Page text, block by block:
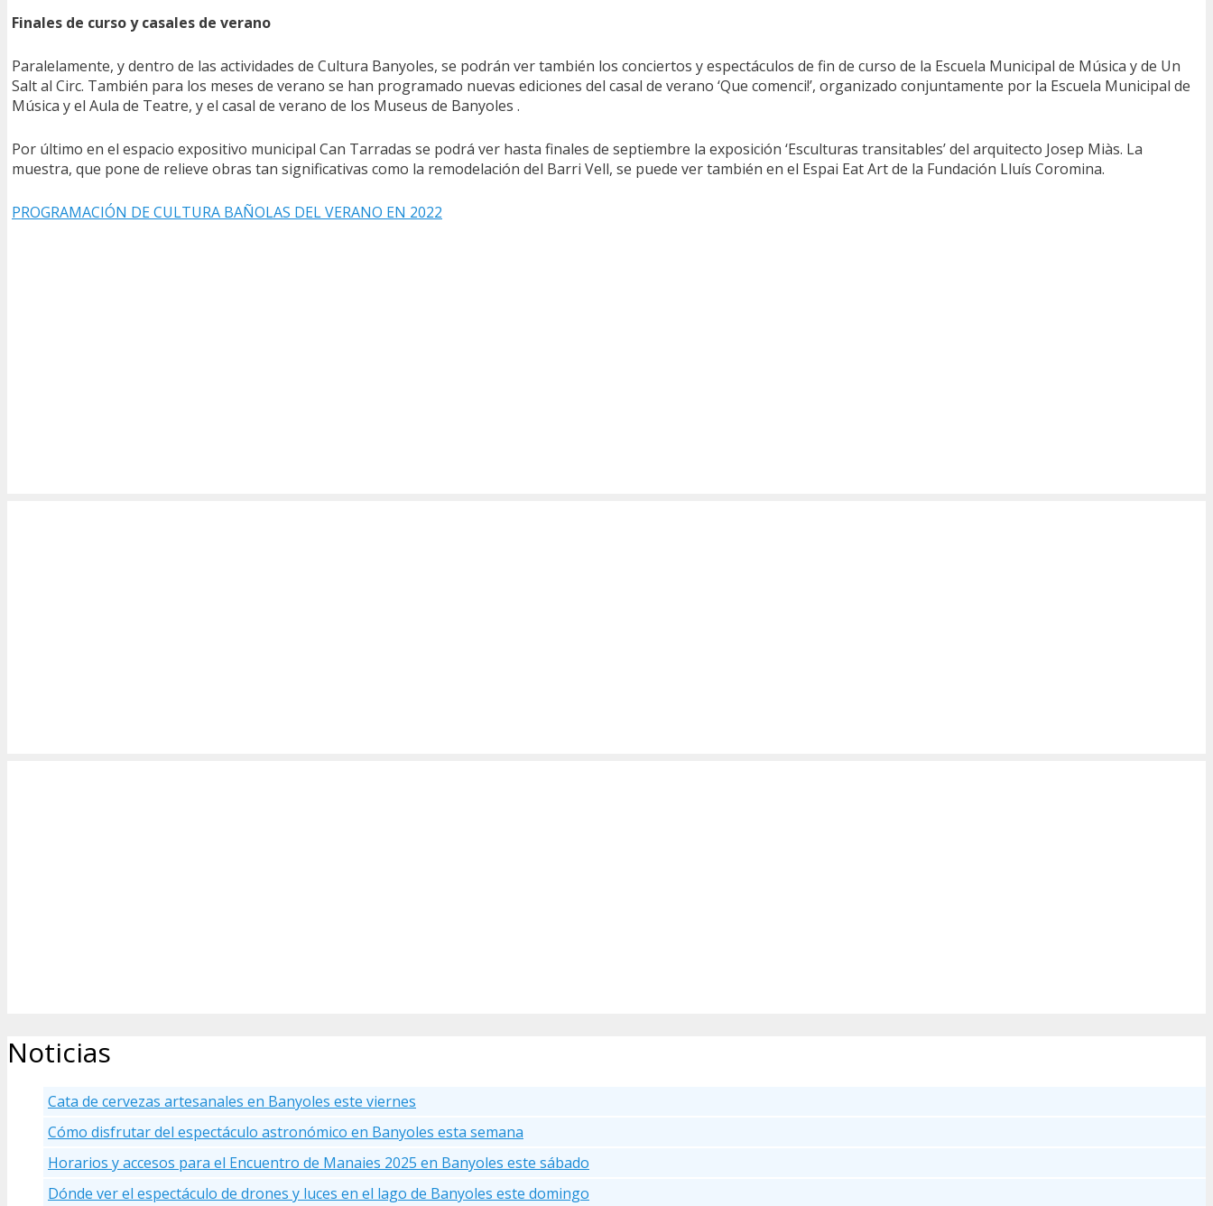
Finales de curso y casales de verano
Paralelamente, y dentro de las actividades de Cultura Banyoles, se podrán ver también los conciertos y espectáculos de fin de curso de la Escuela Municipal de Música y de Un
Salt al Circ. También para los meses de verano se han programado nuevas ediciones del casal de verano ‘Que comenci!’, organizado conjuntamente por la Escuela Municipal de
Música y el Aula de Teatre, y el casal de verano de los Museus de Banyoles .
Por último en el espacio expositivo municipal Can Tarradas se podrá ver hasta finales de septiembre la exposición ‘Esculturas transitables’ del arquitecto Josep Miàs. La
muestra, que pone de relieve obras tan significativas como la remodelación del Barri Vell, se puede ver también en el Espai Eat Art de la Fundación Lluís Coromina.
PROGRAMACIÓN DE CULTURA BAÑOLAS DEL VERANO EN 2022
Noticias
Cata de cervezas artesanales en Banyoles este viernes
Cómo disfrutar del espectáculo astronómico en Banyoles esta semana
Horarios y accesos para el Encuentro de Manaies 2025 en Banyoles este sábado
Dónde ver el espectáculo de drones y luces en el lago de Banyoles este domingo